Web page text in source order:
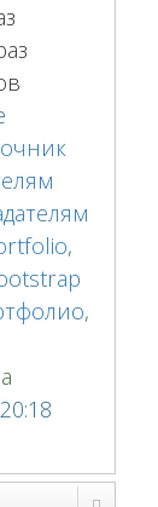
,
,
20:18